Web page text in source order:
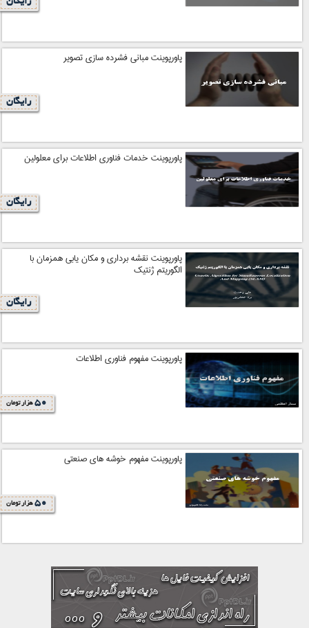
پاورپوینت مبانی فشرده سازی تصویر
رایگان
پاورپوینت خدمات فناوری اطلاعات برای معلولین
رایگان
پاورپوینت نقشه برداری و مکان یابی همزمان با
الگوریتم ژنتیک
رایگان
پاورپوینت مفهوم فناوری اطلاعات
50 هزار تومان
پاورپوینت مفهوم خوشه های صنعتی
50 هزار تومان